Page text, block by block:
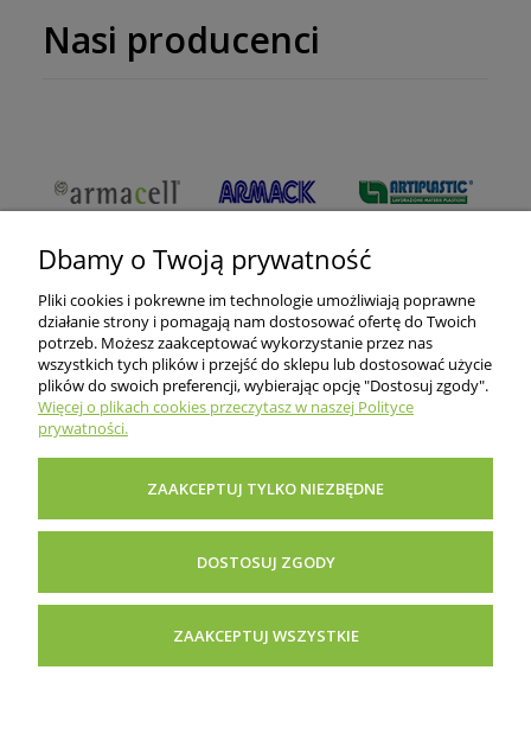
Nasi producenci
O nas
Dbamy o Twoją prywatność
Pliki cookies i pokrewne im technologie umożliwiają poprawne
działanie strony i pomagają nam dostosować ofertę do Twoich
potrzeb. Możesz zaakceptować wykorzystanie przez nas
wszystkich tych plików i przejść do sklepu lub dostosować użycie
plików do swoich preferencji, wybierając opcję "Dostosuj zgody".
Więcej o plikach cookies przeczytasz w naszej Polityce
prywatności.
ZAAKCEPTUJ TYLKO NIEZBĘDNE
DOSTOSUJ ZGODY
ZAAKCEPTUJ WSZYSTKIE